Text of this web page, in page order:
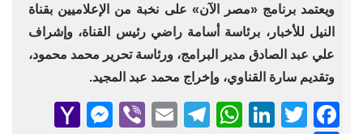
ويعتمد برنامج «مصر الآن» على نخبة من الإعلاميين بقناة
النيل للأخبار، برئاسة أسامة راضي رئيس القناة، وإشراف
علي عبد الصادق مدير البرامج، ورئاسة تحرير محمد محمود،
وتقديم سارة القناوي، وإخراج محمد عبد المجيد.
Facebook
Twitter
LinkedIn
WhatsApp
Telegram
Email
Viber